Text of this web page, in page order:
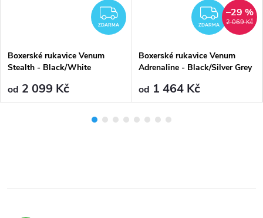
ZDARMA
ZDARMA
Boxerské rukavice Venum
Stealth - Black/White
od 2 099 Kč
ZDARMA 2 069 Kč
–29 %
Boxerské rukavice Venum
Adrenaline - Black/Silver Grey
od 1 464 Kč